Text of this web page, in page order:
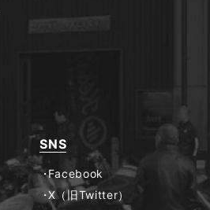
SNS
Facebook
X（旧Twitter）